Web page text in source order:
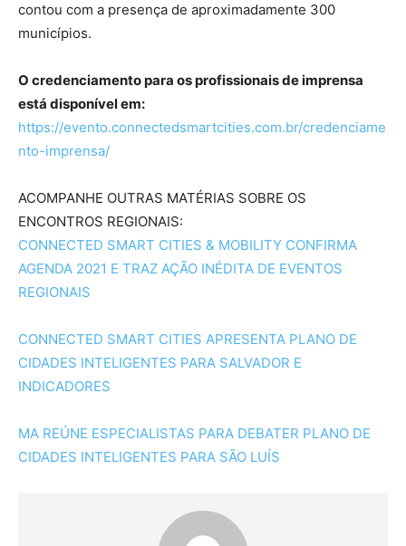
contou com a presença de aproximadamente 300
municípios.
O credenciamento para os profissionais de imprensa
está disponível em:
https://evento.connectedsmartcities.com.br/credenciame
nto-imprensa/
ACOMPANHE OUTRAS MATÉRIAS SOBRE OS
ENCONTROS REGIONAIS:
CONNECTED SMART CITIES & MOBILITY CONFIRMA
AGENDA 2021 E TRAZ AÇÃO INÉDITA DE EVENTOS
REGIONAIS
CONNECTED SMART CITIES APRESENTA PLANO DE
CIDADES INTELIGENTES PARA SALVADOR E
INDICADORES
MA REÚNE ESPECIALISTAS PARA DEBATER PLANO DE
CIDADES INTELIGENTES PARA SÃO LUÍS